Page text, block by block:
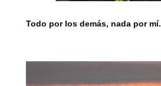
Todo por los demás, nada por mí.